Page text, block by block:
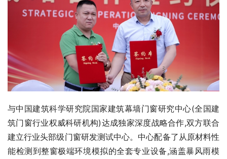
与中国建筑科学研究院国家建筑幕墙门窗研究中心(全国建
筑门窗行业权威科研机构)达成独家深度战略合作,双方联合
建立行业头部级门窗研发测试中心。中心配备了从原材料性
能检测到整窗极端环境模拟的全套专业设备,涵盖暴风雨模